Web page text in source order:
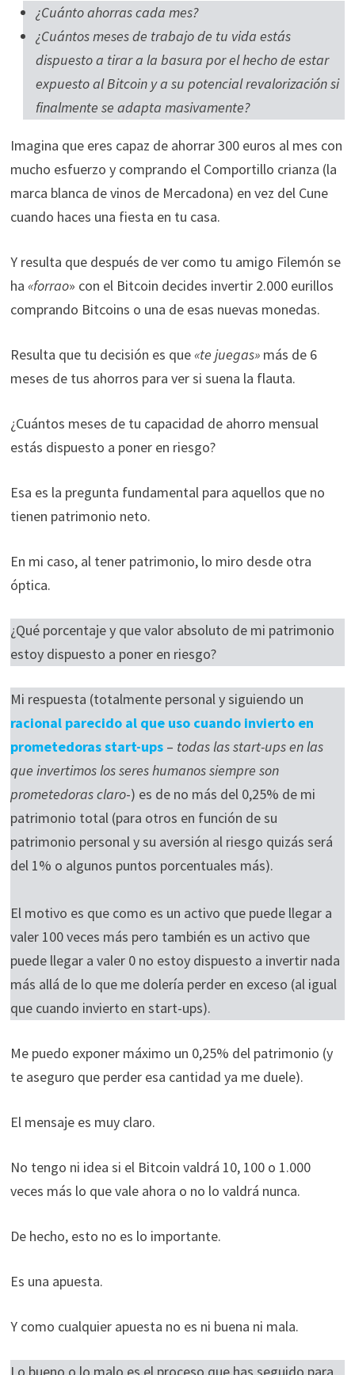
¿Cuánto ahorras cada mes?
¿Cuántos meses de trabajo de tu vida estás
dispuesto a tirar a la basura por el hecho de estar
expuesto al Bitcoin y a su potencial revalorización si
finalmente se adapta masivamente?
Imagina que eres capaz de ahorrar 300 euros al mes con
mucho esfuerzo y comprando el Comportillo crianza (la
marca blanca de vinos de Mercadona) en vez del Cune
cuando haces una fiesta en tu casa.
Y resulta que después de ver como tu amigo Filemón se
ha «forrao» con el Bitcoin decides invertir 2.000 eurillos
comprando Bitcoins o una de esas nuevas monedas.
Resulta que tu decisión es que«te juegas»más de 6
meses de tus ahorros para ver si suena la flauta.
¿Cuántos meses de tu capacidad de ahorro mensual
estás dispuesto a poner en riesgo?
Esa es la pregunta fundamental para aquellos que no
tienen patrimonio neto.
En mi caso, al tener patrimonio, lo miro desde otra
óptica.
¿Qué porcentaje y que valor absoluto de mi patrimonio
estoy dispuesto a poner en riesgo?
Mi respuesta (totalmente personal y siguiendo un
racional parecido al que uso cuando invierto en
prometedoras start-ups– todas las start-ups en las
que invertimos los seres humanos siempre son
prometedoras claro-) es de no más del 0,25% de mi
patrimonio total (para otros en función de su
patrimonio personal y su aversión al riesgo quizás será
del 1% o algunos puntos porcentuales más).
El motivo es que como es un activo que puede llegar a
valer 100 veces más pero también es un activo que
puede llegar a valer 0 no estoy dispuesto a invertir nada
más allá de lo que me dolería perder en exceso (al igual
que cuando invierto en start-ups).
Me puedo exponer máximo un 0,25% del patrimonio (y
te aseguro que perder esa cantidad ya me duele).
El mensaje es muy claro.
No tengo ni idea si el Bitcoin valdrá 10, 100 o 1.000
veces más lo que vale ahora o no lo valdrá nunca.
De hecho, esto no es lo importante.
Es una apuesta.
Y como cualquier apuesta no es ni buena ni mala.